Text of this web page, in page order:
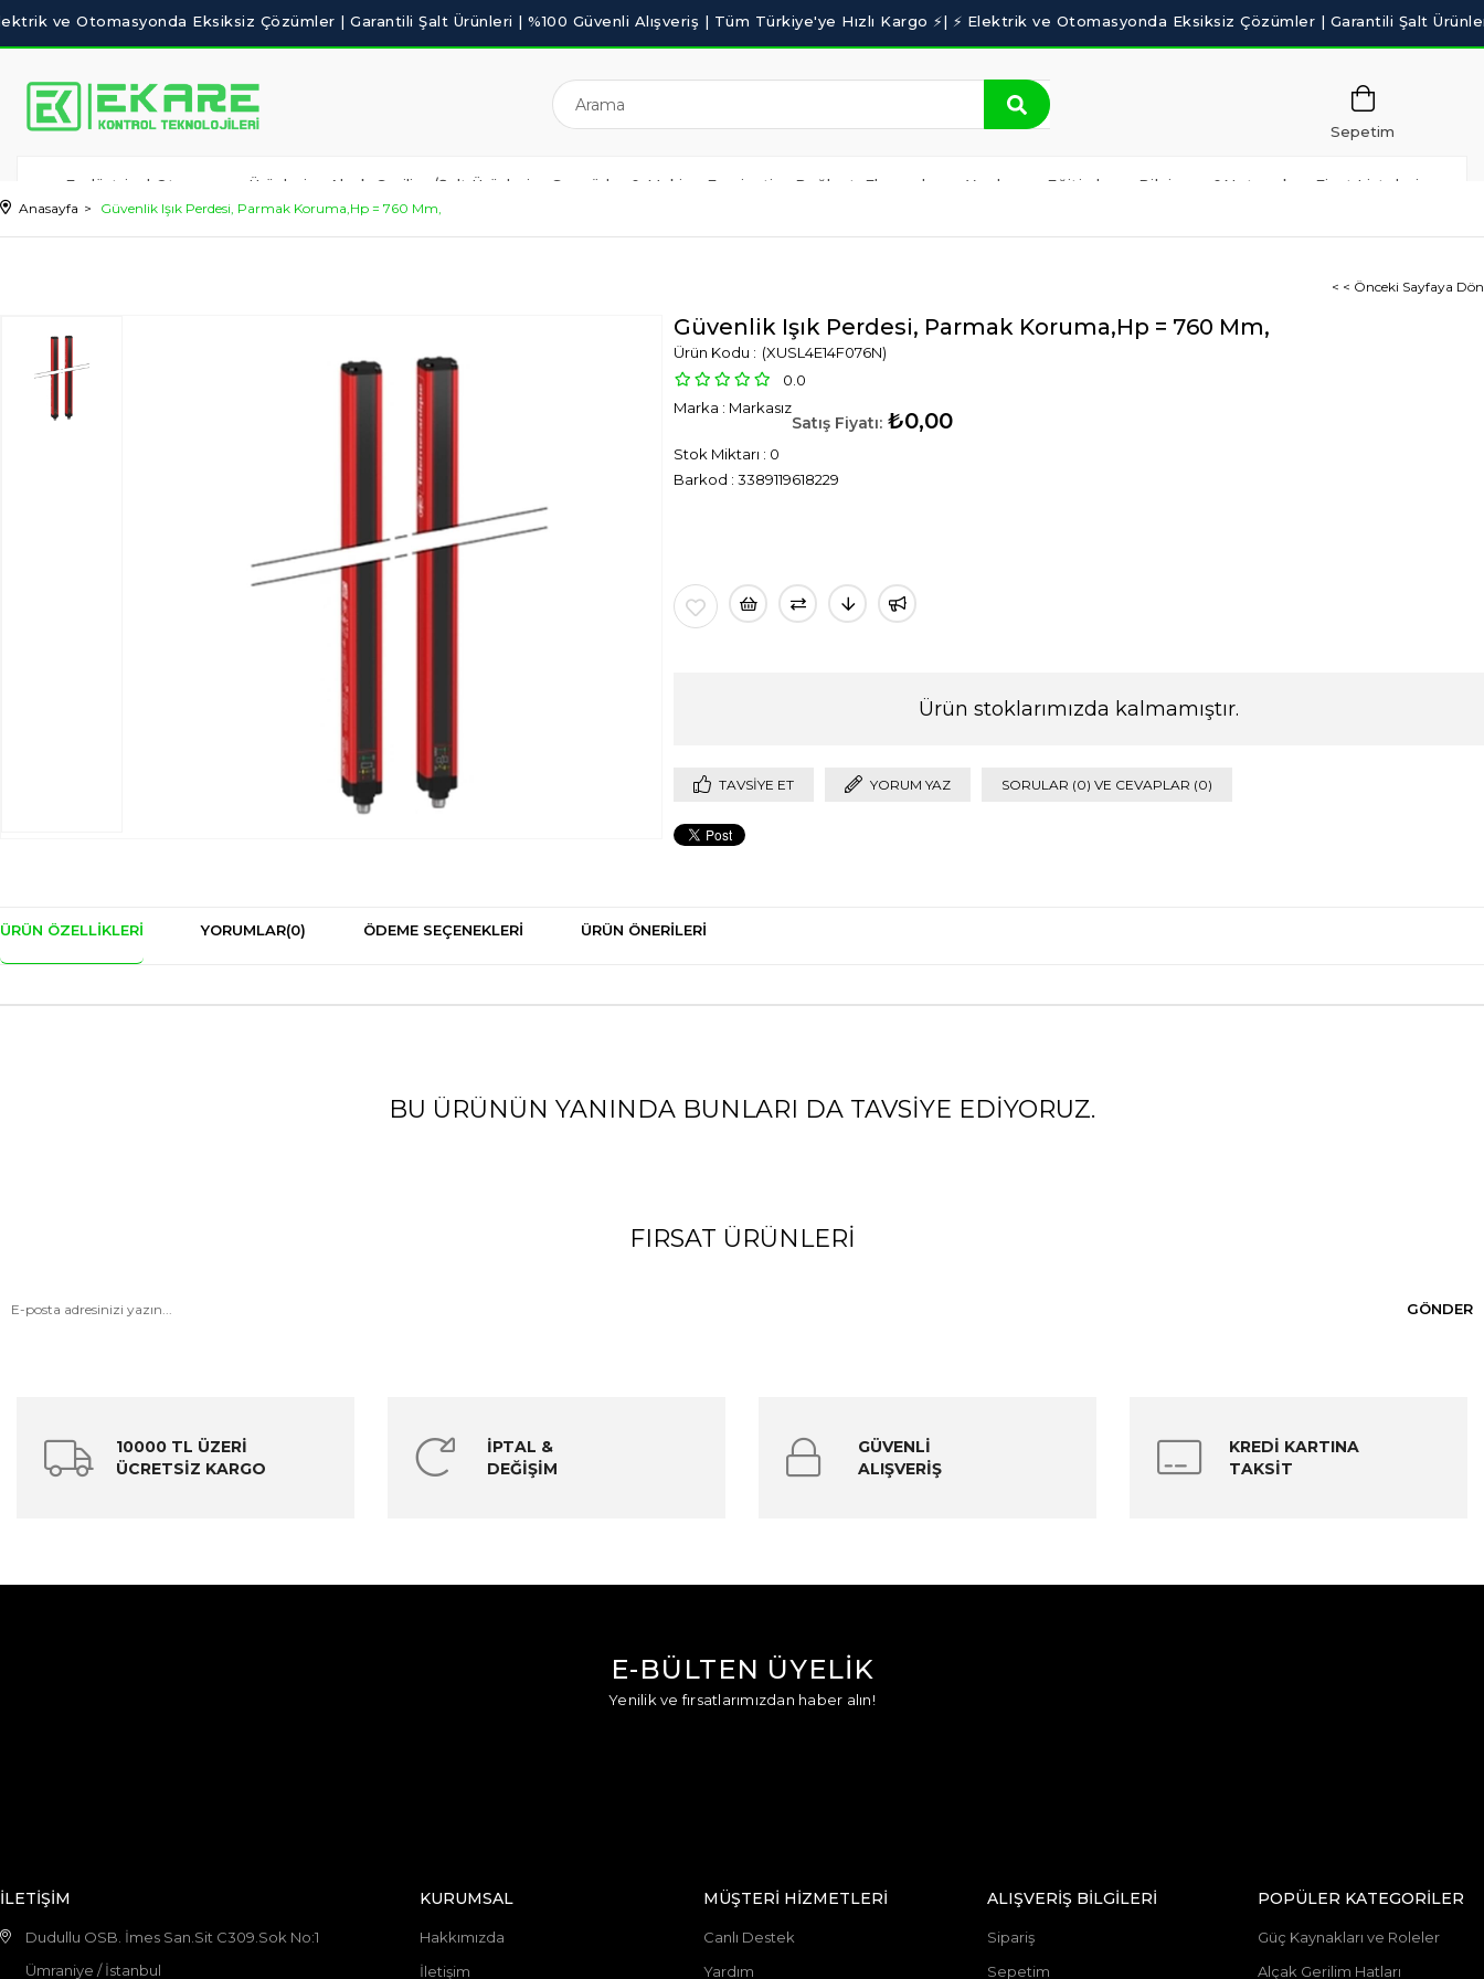
Sepetim
Endüstriyel Otomasyon Ürünleri Alçak Gerilim /Şalt Ürünleri Sensörler & Makine Emniyeti Bağlantı Elemanları Yazılım ve Eğitimler Bilgisayar&Network Fiyat Listeleri
BLOG OUTLET
Anasayfa Güvenlik Işık Perdesi, Parmak Koruma,Hp = 760 Mm,
< < Önceki Sayfaya Dön
Güvenlik Işık Perdesi, Parmak Koruma,Hp = 760 Mm,
(XUSL4E14F076N)
0.0
Marka : Markasız ₺0,00
Stok Miktarı : 0
Barkod : 3389119618229
Ürün stoklarımızda kalmamıştır.
TAVSIYE ET YORUM YAZ SORULAR (0) VE CEVAPLAR (0)
ÜRÜN ÖZELLIKLERI YORUMLAR(0) ÖDEME SEÇENEKLERI ÜRÜN ÖNERILERI
BU ÜRÜNÜN YANINDA BUNLARI DA TAVSIYE EDIYORUZ.
FIRSAT ÜRÜNLERI
GÖNDER
10000 TL ÜZERİ
ÜCRETSİZ KARGO
İPTAL &
DEĞİŞİM
GÜVENLİ
ALIŞVERİŞ
KREDİ KARTINA
TAKSİT
E-BÜLTEN ÜYELİK
Yenilik ve fırsatlarımızdan haber alın!
İLETİŞİM
Dudullu OSB. İmes San.Sit C309.Sok No:1
Ümraniye / İstanbul
KURUMSAL
Hakkımızda
İletişim
MÜŞTERİ HİZMETLERİ
Canlı Destek
Yardım
ALIŞVERİŞ BİLGİLERİ
Sipariş
Sepetim
POPÜLER KATEGORİLER
Güç Kaynakları ve Roleler
Alçak Gerilim Hatları